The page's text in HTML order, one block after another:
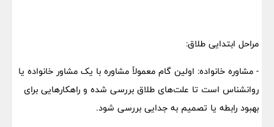
مراحل ابتدایی طلاق:
- مشاوره خانواده: اولین گام معمولاً مشاوره با یک مشاور خانواده یا
روانشناس است تا علت‌های طلاق بررسی شده و راهکارهایی برای
بهبود رابطه یا تصمیم به جدایی بررسی شود.